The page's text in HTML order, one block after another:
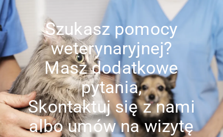
Szukasz pomocy
weterynaryjnej?
Masz dodatkowe
pytania,
Skontaktuj się z nami
albo umów na wizytę